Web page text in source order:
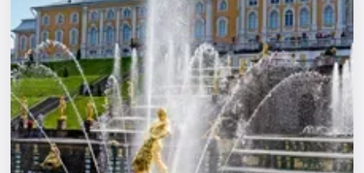
События
Города
Площадки
Артисты